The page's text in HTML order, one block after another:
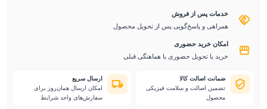
خدمات پس از فروش
همراهی و پاسخ‌گویی پس از تحویل محصول
امکان خرید حضوری
خرید یا تحویل حضوری با هماهنگی قبلی
ضمانت اصالت کالا
تضمین اصالت و سلامت فیزیکی
محصول
ارسال سریع
امکان ارسال همان‌روز برای
سفارش‌های واجد شرایط